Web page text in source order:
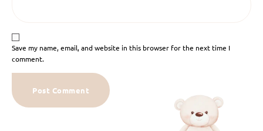
Save my name, email, and website in this browser for the next time I
comment.